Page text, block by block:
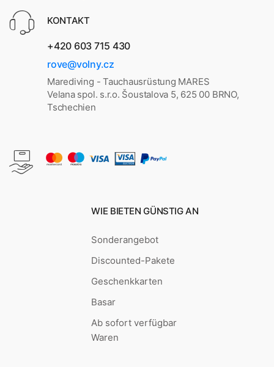
KONTAKT
+420 603 715 430
rove@volny.cz
Marediving - Tauchausrüstung MARES
Velana spol. s.r.o. Šoustalova 5, 625 00 BRNO,
Tschechien
WIE BIETEN GÜNSTIG AN
Sonderangebot
Discounted-Pakete
Geschenkkarten
Basar
Ab sofort verfügbar
Waren